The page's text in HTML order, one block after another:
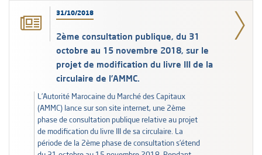
31/10/2018
2ème consultation publique, du 31
octobre au 15 novembre 2018, sur le
projet de modification du livre III de la
circulaire de l’AMMC.
L’Autorité Marocaine du Marché des Capitaux
(AMMC) lance sur son site internet, une 2ème
phase de consultation publique relative au projet
de modification du livre III de sa circulaire. La
période de la 2ème phase de consultation s’étend